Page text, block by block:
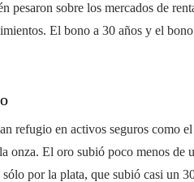
pesaron sobre los mercados de
El bono a 30 años y el
refugio en activos seguros como
onza. El oro subió poco menos de
por la plata, que subió casi un